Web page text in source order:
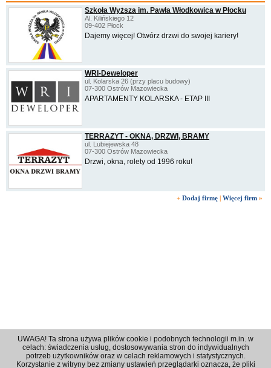
Szkoła Wyższa im. Pawła Włodkowica w Płocku
Al. Kilińskiego 12
09-402 Płock
Dajemy więcej! Otwórz drzwi do swojej kariery!
WRI-Deweloper
ul. Kolarska 26 (przy placu budowy)
07-300 Ostrów Mazowiecka
APARTAMENTY KOLARSKA - ETAP III
TERRAZYT - OKNA, DRZWI, BRAMY
ul. Lubiejewska 48
07-300 Ostrów Mazowiecka
Drzwi, okna, rolety od 1996 roku!
+ Dodaj firmę | Więcej firm »
UWAGA! Ta strona używa plików cookie i podobnych technologii m.in. w
celach: świadczenia usług, dostosowywania stron do indywidualnych
potrzeb użytkowników oraz w celach reklamowych i statystycznych.
Korzystanie z witryny bez zmiany ustawień przeglądarki oznacza, że pliki